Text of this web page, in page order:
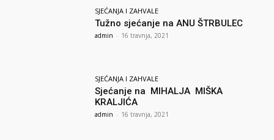
SJEĆANJA I ZAHVALE
Tužno sjećanje na ANU ŠTRBULEC
admin - 16 travnja, 2021
SJEĆANJA I ZAHVALE
Sjećanje na MIHALJA MIŠKA
KRALJIĆA
admin - 16 travnja, 2021